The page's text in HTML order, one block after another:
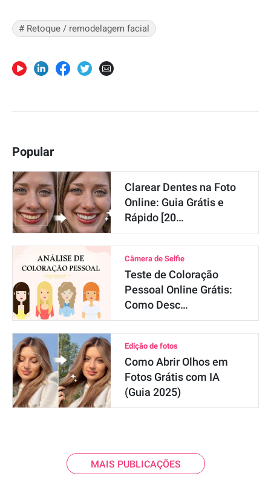
# Retoque / remodelagem facial
Popular
Clarear Dentes na Foto
Online: Guia Grátis e
Rápido [20…
Câmera de Selfie
Teste de Coloração
Pessoal Online Grátis:
Como Desc…
Edição de fotos
Como Abrir Olhos em
Fotos Grátis com IA
(Guia 2025)
MAIS PUBLICAÇÕES